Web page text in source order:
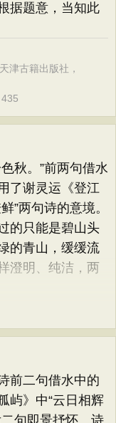
据题意，当知此
津古籍出版社，
秋。”前两句借水
了谢灵运《登江
”两句诗的意境。
的只能是碧山头
的青山，缓缓流
澄明、纯洁，两
二句借水中的
屿》中“云日相辉
句即景抒怀。诗